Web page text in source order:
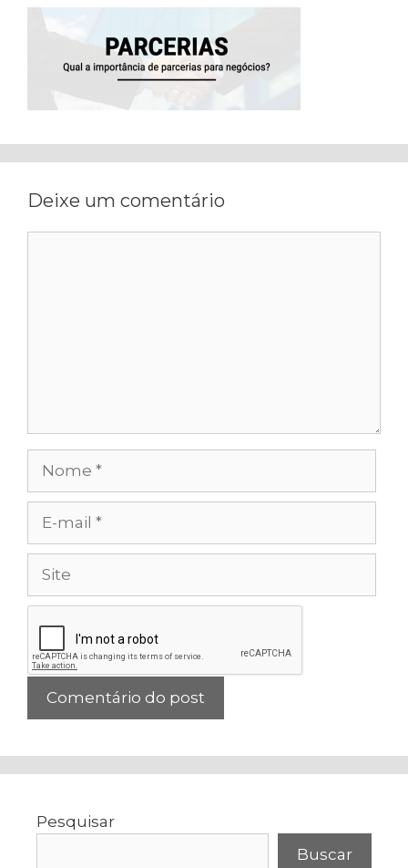
Deixe um comentário
mail
Pesquisar
Buscar